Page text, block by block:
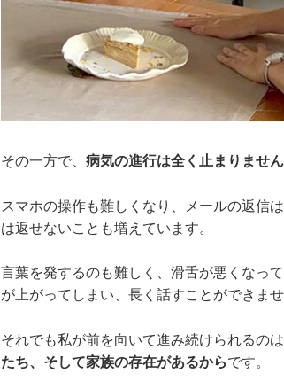
その一方で、 病気の進行は全く止まりません
スマホの操作も難しくなり、メールの返信
は返せないことも増えています。
言葉を発するのも難しく、滑舌が悪くなっ
が上がってしまい、長く話すことができませ
それでも私が前を向いて進み続けられるのは
たち、そして家族の存在があるからです。